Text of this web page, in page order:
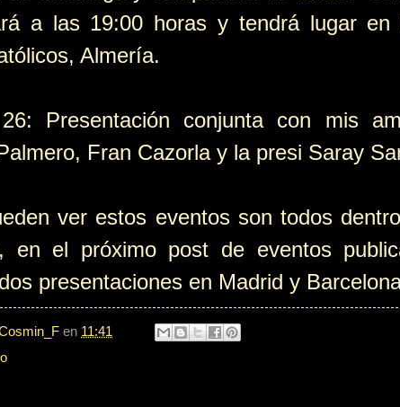
a las 19:00 horas y tendrá lugar
Almería.
Presentación conjunta con mis
Fran Cazorla y la presi Saray
ver estos eventos son todos
en el próximo post de eventos
presentaciones en Madrid y
en 11:41